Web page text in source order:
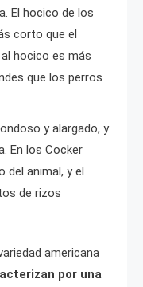
El hocico de los
corto que el
hocico es más
que los perros
y alargado, y
En los Cocker
del animal, y el
de rizos
americana
por una